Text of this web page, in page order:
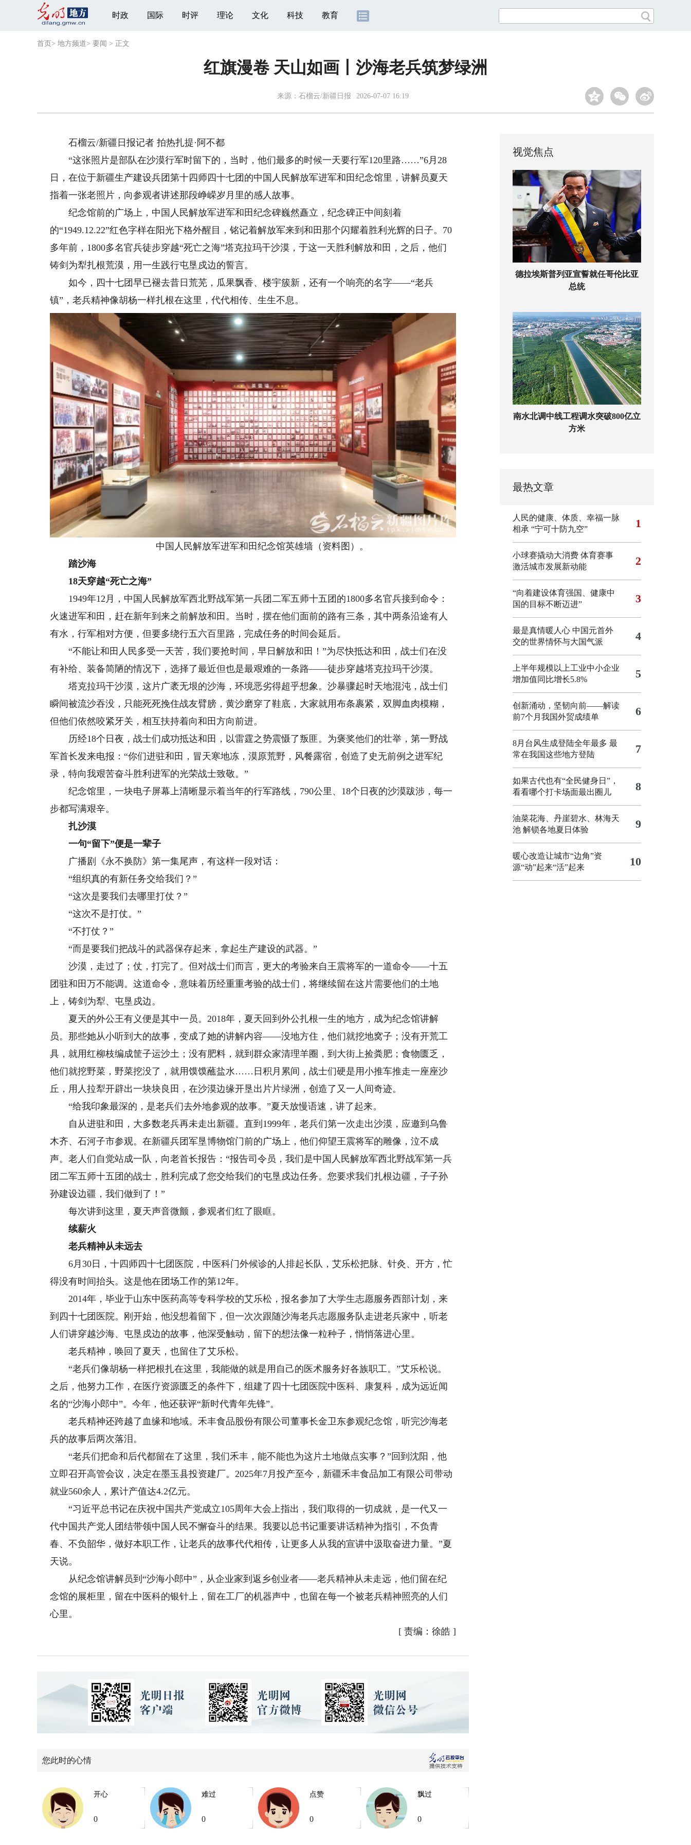
时政 国际 时评 理论 文化 科技 教育
首页 > 地方频道> 要闻 > 正文
红旗漫卷 天山如画丨沙海老兵筑梦绿洲
来源：石榴云/新疆日报 2026-07-07 16:19
石榴云/新疆日报记者 拍热扎提·阿不都
“这张照片是部队在沙漠行军时留下的，当时，他们最多的时候一天要行军120里路……”6月28
日，在位于新疆生产建设兵团第十四师四十七团的中国人民解放军进军和田纪念馆里，讲解员夏天
指着一张老照片，向参观者讲述那段峥嵘岁月里的感人故事。
纪念馆前的广场上，中国人民解放军进军和田纪念碑巍然矗立，纪念碑正中间刻着
的“1949.12.22”红色字样在阳光下格外醒目，铭记着解放军来到和田那个闪耀着胜利光辉的日子。70
多年前，1800多名官兵徒步穿越“死亡之海”塔克拉玛干沙漠，于这一天胜利解放和田，之后，他们
铸剑为犁扎根荒漠，用一生践行屯垦戍边的誓言。
如今，四十七团早已褪去昔日荒芜，瓜果飘香、楼宇簇新，还有一个响亮的名字——“老兵
镇”，老兵精神像胡杨一样扎根在这里，代代相传、生生不息。
中国人民解放军进军和田纪念馆英雄墙（资料图）。
踏沙海
18天穿越“死亡之海”
1949年12月，中国人民解放军西北野战军第一兵团二军五师十五团的1800多名官兵接到命令：
火速进军和田，赶在新年到来之前解放和田。当时，摆在他们面前的路有三条，其中两条沿途有人
有水，行军相对方便，但要多绕行五六百里路，完成任务的时间会延后。
“不能让和田人民多受一天苦，我们要抢时间，早日解放和田！”为尽快抵达和田，战士们在没
有补给、装备简陋的情况下，选择了最近但也是最艰难的一条路——徒步穿越塔克拉玛干沙漠。
塔克拉玛干沙漠，这片广袤无垠的沙海，环境恶劣得超乎想象。沙暴骤起时天地混沌，战士们
瞬间被流沙吞没，只能死死挽住战友臂膀，黄沙磨穿了鞋底，大家就用布条裹紧，双脚血肉模糊，
但他们依然咬紧牙关，相互扶持着向和田方向前进。
历经18个日夜，战士们成功抵达和田，以雷霆之势震慑了叛匪。为褒奖他们的壮举，第一野战
军首长发来电报：“你们进驻和田，冒天寒地冻，漠原荒野，风餐露宿，创造了史无前例之进军纪
录，特向我艰苦奋斗胜利进军的光荣战士致敬。”
纪念馆里，一块电子屏幕上清晰显示着当年的行军路线，790公里、18个日夜的沙漠跋涉，每一
步都写满艰辛。
扎沙漠
一句“留下”便是一辈子
广播剧《永不换防》第一集尾声，有这样一段对话：
“组织真的有新任务交给我们？”
“这次是要我们去哪里打仗？”
“这次不是打仗。”
“不打仗？”
“而是要我们把战斗的武器保存起来，拿起生产建设的武器。”
沙漠，走过了；仗，打完了。但对战士们而言，更大的考验来自王震将军的一道命令——十五
团驻和田万不能调。这道命令，意味着历经重重考验的战士们，将继续留在这片需要他们的土地
上，铸剑为犁、屯垦戍边。
夏天的外公王有义便是其中一员。2018年，夏天回到外公扎根一生的地方，成为纪念馆讲解
员。那些她从小听到大的故事，变成了她的讲解内容——没地方住，他们就挖地窝子；没有开荒工
具，就用红柳枝编成筐子运沙土；没有肥料，就到群众家清理羊圈，到大街上捡粪肥；食物匮乏，
他们就挖野菜，野菜挖没了，就用馍馍蘸盐水……日积月累间，战士们硬是用小推车推走一座座沙
丘，用人拉犁开辟出一块块良田，在沙漠边缘开垦出片片绿洲，创造了又一人间奇迹。
“给我印象最深的，是老兵们去外地参观的故事。”夏天放慢语速，讲了起来。
自从进驻和田，大多数老兵再未走出新疆。直到1999年，老兵们第一次走出沙漠，应邀到乌鲁
木齐、石河子市参观。在新疆兵团军垦博物馆门前的广场上，他们仰望王震将军的雕像，泣不成
声。老人们自觉站成一队，向老首长报告：“报告司令员，我们是中国人民解放军西北野战军第一兵
团二军五师十五团的战士，胜利完成了您交给我们的屯垦戍边任务。您要求我们扎根边疆，子子孙
孙建设边疆，我们做到了！”
每次讲到这里，夏天声音微颤，参观者们红了眼眶。
续薪火
老兵精神从未远去
6月30日，十四师四十七团医院，中医科门外候诊的人排起长队，艾乐松把脉、针灸、开方，忙
得没有时间抬头。这是他在团场工作的第12年。
2014年，毕业于山东中医药高等专科学校的艾乐松，报名参加了大学生志愿服务西部计划，来
到四十七团医院。刚开始，他没想着留下，但一次次跟随沙海老兵志愿服务队走进老兵家中，听老
人们讲穿越沙海、屯垦戍边的故事，他深受触动，留下的想法像一粒种子，悄悄落进心里。
老兵精神，唤回了夏天，也留住了艾乐松。
“老兵们像胡杨一样把根扎在这里，我能做的就是用自己的医术服务好各族职工。”艾乐松说。
之后，他努力工作，在医疗资源匮乏的条件下，组建了四十七团医院中医科、康复科，成为远近闻
名的“沙海小郎中”。今年，他还获评“新时代青年先锋”。
老兵精神还跨越了血缘和地域。禾丰食品股份有限公司董事长金卫东参观纪念馆，听完沙海老
兵的故事后两次落泪。
“老兵们把命和后代都留在了这里，我们禾丰，能不能也为这片土地做点实事？”回到沈阳，他
立即召开高管会议，决定在墨玉县投资建厂。2025年7月投产至今，新疆禾丰食品加工有限公司带动
就业560余人，累计产值达4.2亿元。
“习近平总书记在庆祝中国共产党成立105周年大会上指出，我们取得的一切成就，是一代又一
代中国共产党人团结带领中国人民不懈奋斗的结果。我要以总书记重要讲话精神为指引，不负青
春、不负韶华，做好本职工作，让老兵的故事代代相传，让更多人从我的宣讲中汲取奋进力量。”夏
天说。
从纪念馆讲解员到“沙海小郎中”，从企业家到返乡创业者——老兵精神从未走远，他们留在纪
念馆的展柜里，留在中医科的银针上，留在工厂的机器声中，也留在每一个被老兵精神照亮的人们
心里。
[ 责编：徐皓 ]
您此时的心情
开心
0
难过
0
点赞
0
飘过
0
视觉焦点
德拉埃斯普列亚宣誓就任哥伦比亚
总统
南水北调中线工程调水突破800亿立
方米
最热文章
人民的健康、体质、幸福一脉
相承 “宁可十防九空” 1
小球赛撬动大消费 体育赛事
激活城市发展新动能
2
“向着建设体育强国、健康中
国的目标不断迈进”
3
最是真情暖人心 中国元首外
交的世界情怀与大国气派
4
上半年规模以上工业中小企业
增加值同比增长5.8%
5
创新涌动，坚韧向前——解读
前7个月我国外贸成绩单
6
8月台风生成登陆全年最多 最
常在我国这些地方登陆
7
如果古代也有“全民健身日”，
看看哪个打卡场面最出圈儿
8
油菜花海、丹崖碧水、林海天
池 解锁各地夏日体验
9
暖心改造让城市“边角”资
源“动”起来“活”起来
10